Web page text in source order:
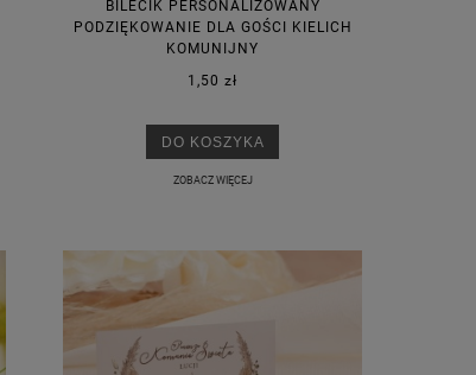
BILECIK PERSONALIZOWANY
PODZIĘKOWANIE DLA GOŚCI KIELICH
KOMUNIJNY
1,50 zł
DO KOSZYKA
ZOBACZ WIĘCEJ